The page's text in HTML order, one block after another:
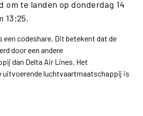
om te landen op donderdag 14
13:25.
een codeshare. Dit betekent dat de
door een andere
dan Delta Air Lines. Het
uitvoerende luchtvaartmaatschappij is